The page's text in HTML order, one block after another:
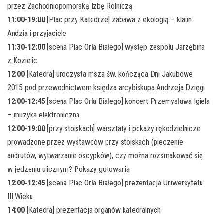
przez Zachodniopomorską Izbę Rolniczą
11:00-19:00 [Plac przy Katedrze] zabawa z ekologią – klaun
Andzia i przyjaciele
11:30-12:00 [scena Plac Orła Białego] występ zespołu Jarzębina
z Kozielic
12:00 [Katedra] uroczysta msza św. kończąca Dni Jakubowe
2015 pod przewodnictwem księdza arcybiskupa Andrzeja Dzięgi
12:00-12:45 [scena Plac Orła Białego] koncert Przemysława Igiela
– muzyka elektroniczna
12:00-19:00 [przy stoiskach] warsztaty i pokazy rękodzielnicze
prowadzone przez wystawców przy stoiskach (pieczenie
andrutów, wytwarzanie oscypków), czy można rozsmakować się
w jedzeniu ulicznym? Pokazy gotowania
12:00-12:45 [scena Plac Orła Białego] prezentacja Uniwersytetu
III Wieku
14:00 [Katedra] prezentacja organów katedralnych